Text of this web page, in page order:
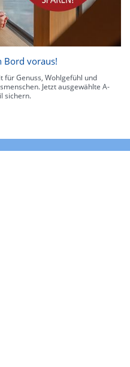
Bord voraus!
für Genuss, Wohlgefühl und
Jetzt ausgewählte A-
sichern.